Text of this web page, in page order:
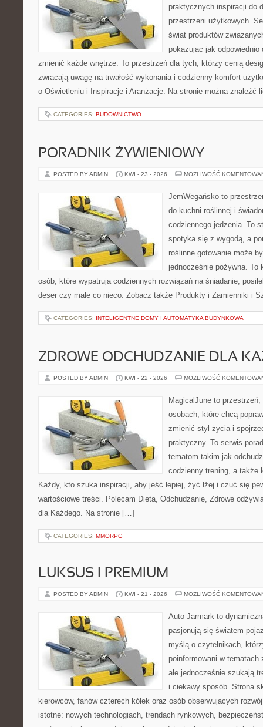
praktycznych inspiracji do
przestrzeni użytkowych.
świat produktów
pokazując jak odpowiednio
zmienić każde wnętrze. To przestrzeń dla tych, którzy cenią
zwracają uwagę na trwałość wykonania i codzienny komfort
o Oświetleniu i Inspiracje i Aranżacje. Na stronie można znaleźć
CATEGORIES: BUDOWNICTWO
PORADNIK ŻYWIENIOWY
POSTED BY ADMIN KWI - 23 - 2026 MOŻLIWOŚĆ
JemWegańsko to
do kuchni roślinnej i
codziennego jedzenia. To
spotyka się z wygodą, a
roślinne gotowanie może
jednocześnie pożywna. To
osób, które wypatrują codziennych rozwiązań na śniadanie,
deser czy małe co nieco. Zobacz także Produkty i Zamienniki i
CATEGORIES: INTELIGENTNE DOMY I AUTOMATYKA BUDYNKOWA
ZDROWE ODCHUDZANIE DLA
POSTED BY ADMIN KWI - 22 - 2026 MOŻLIWOŚĆ
MagicalJune to
osobach, które chcą
zmienić styl życia i
praktyczny. To serwis
tematom takim jak
codzienny trening, a także
Każdy, kto szuka inspiracji, aby jeść lepiej, żyć lżej i czuć się
wartościowe treści. Polecam Dieta, Odchudzanie, Zdrowe
dla Każdego. Na stronie […]
CATEGORIES: MMORPG
LUKSUS I PREMIUM
POSTED BY ADMIN KWI - 21 - 2026 MOŻLIWOŚĆ
Auto Jarmark to
pasjonują się światem
myślą o czytelnikach,
poinformowani w
ale jednocześnie szukają
i ciekawy sposób. Strona
kierowców, fanów czterech kółek oraz osób obserwujących
istotne: nowych technologiach, trendach rynkowych,